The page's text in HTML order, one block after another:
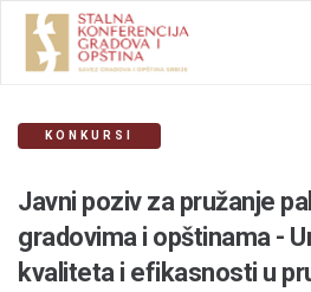
KONKURSI
Javni poziv za pružanje
gradovima i opštinama -
kvaliteta i efikasnosti u